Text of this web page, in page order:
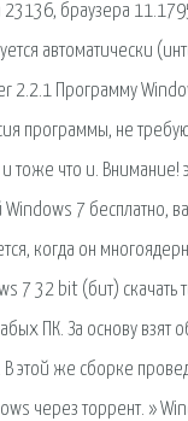
браузера
автоматически
2.2.1 Программу
программы, не
тоже что и. Внимание!
Windows 7 бесплатно,
когда он
7 32 bit (бит)
ПК. За основу взят
этой же сборке
через торрент. »